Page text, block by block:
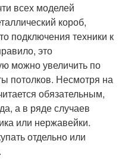
всех моделей
короб,
подключения техники к
это
можно увеличить по
потолков. Несмотря на
обязательным,
а в ряде случаев
или нержавейки.
отдельно или